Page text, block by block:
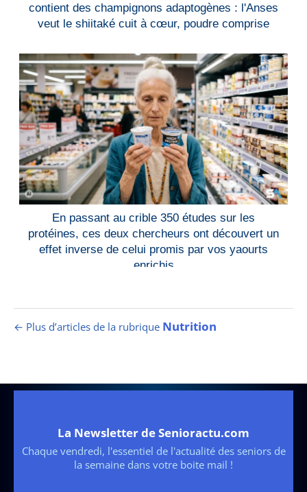
contient des champignons adaptogènes : l'Anses
veut le shiitaké cuit à cœur, poudre comprise
En passant au crible 350 études sur les
protéines, ces deux chercheurs ont découvert un
effet inverse de celui promis par vos yaourts
enrichis
← Plus d’articles de la rubrique Nutrition
La Newsletter de Senioractu.com
Chaque vendredi, l'essentiel de l'actualité des seniors de
la semaine dans votre boite mail !